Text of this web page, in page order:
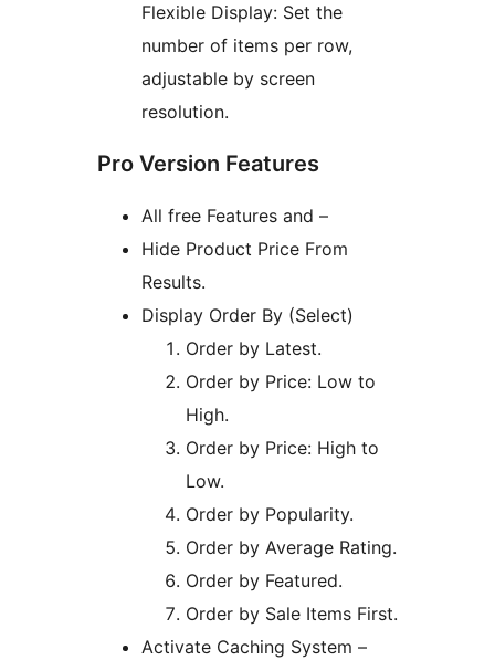
Flexible Display: Set the
number of items per row,
adjustable by screen
resolution.
Pro Version Features
All free Features and –
Hide Product Price From
Results.
Display Order By (Select)
Order by Latest.
Order by Price: Low to
High.
Order by Price: High to
Low.
Order by Popularity.
Order by Average Rating.
Order by Featured.
Order by Sale Items First.
Activate Caching System –